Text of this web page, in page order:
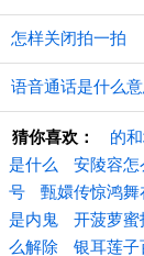
怎样关闭拍一拍
语音通话是什么
猜你喜欢： 的
是什么
安陵容怎
号
甄嬛传惊鸿舞
是内鬼
开菠萝蜜
么解除
银耳莲子